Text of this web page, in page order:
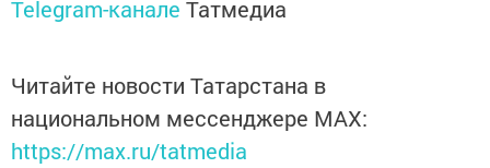
Telegram-канале Татмедиа
Читайте новости Татарстана в
национальном мессенджере MАХ:
https://max.ru/tatmedia